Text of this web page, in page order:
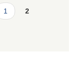
1 2